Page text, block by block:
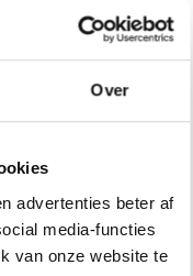
Over
advertenties beter af
media-functies
van onze website te
CHAIR
stoel. In
fauteuils en